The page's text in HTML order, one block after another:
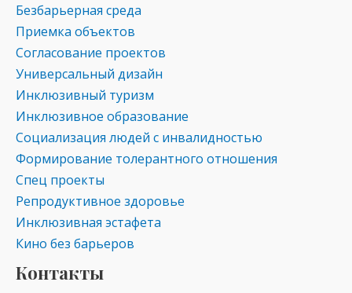
Безбарьерная среда
Приемка объектов
Согласование проектов
Универсальный дизайн
Инклюзивный туризм
Инклюзивное образование
Социализация людей с инвалидностью
Формирование толерантного отношения
Спец проекты
Репродуктивное здоровье
Инклюзивная эстафета
Кино без барьеров
Контакты